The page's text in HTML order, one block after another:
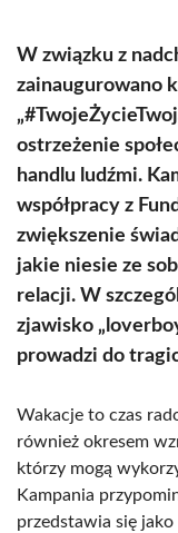
W związku z
zainaugurowano
ostrzeżenie
handlu ludźmi.
współpracy z
zwiększenie
jakie niesie ze
relacji. W
zjawisko
prowadzi do
Wakacje to czas
również okresem
którzy mogą
Kampania
przedstawia się